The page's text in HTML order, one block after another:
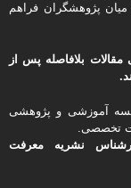
پژوهشگران فراهم
بلافاصله پس از
آموزشی و پژوهشی
تخصصی.
نشریه معرفت